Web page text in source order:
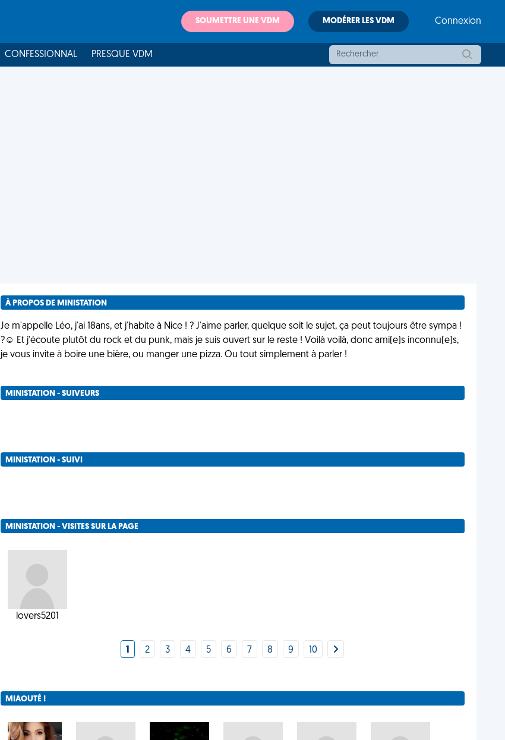
SOUMETTRE UNE VDM MODÉRER LES VDM Connexion
CONFESSIONNAL PRESQUE VDM
À PROPOS DE MINISTATION
Je m'appelle Léo, j'ai 18ans, et j'habite à Nice ! ? J'aime parler, quelque soit le sujet, ça peut toujours être sympa !
?☺️ Et j'écoute plutôt du rock et du punk, mais je suis ouvert sur le reste ! Voilà voilà, donc ami(e)s inconnu(e)s,
je vous invite à boire une bière, ou manger une pizza. Ou tout simplement à parler !
MINISTATION - SUIVEURS
MINISTATION - SUIVI
MINISTATION - VISITES SUR LA PAGE
lovers5201
1 2 3 4 5 6 7 8 9 10
MIAOUTÉ !